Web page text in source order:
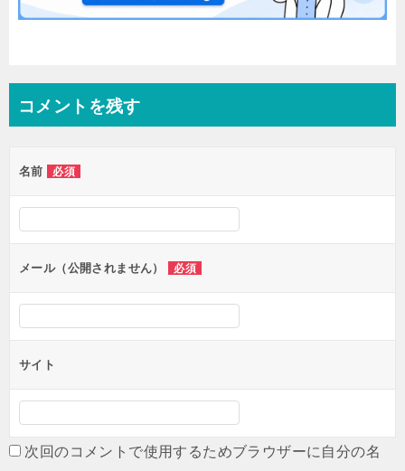
コメントを残す
名前 必須
メール（公開されません） 必須
サイト
次回のコメントで使用するためブラウザーに自分の名